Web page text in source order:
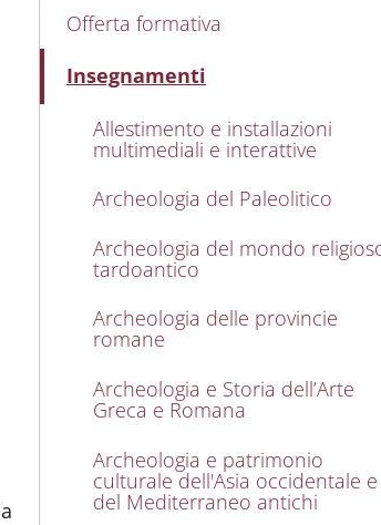
Offerta formativa
Insegnamenti
Attivo
Allestimento e installazioni
multimediali e interattive
Archeologia del Paleolitico
Archeologia del mondo
tardoantico
Archeologia delle provincie
romane
Archeologia e Storia dell’Arte
Greca e Romana
Archeologia e patrimonio
culturale dell'Asia occidentale e
del Mediterraneo antichi